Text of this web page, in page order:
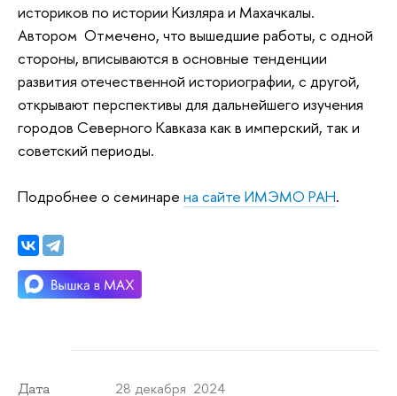
историков по истории Кизляра и Махачкалы.
Автором Отмечено, что вышедшие работы, с одной
стороны, вписываются в основные тенденции
развития отечественной историографии, с другой,
открывают перспективы для дальнейшего изучения
городов Северного Кавказа как в имперский, так и
советский периоды.
Подробнее о семинаре на сайте ИМЭМО РАН.
Дата 28 декабря 2024